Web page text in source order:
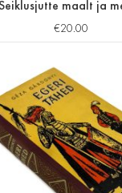
maalt ja
€20.00